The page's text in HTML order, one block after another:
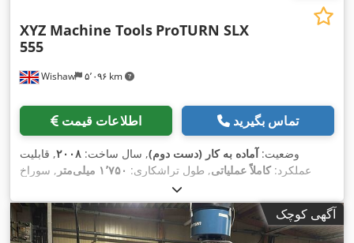
Wishaw ۵٬۰۹۶ km
XYZ Machine Tools ProTURN SLX
555
اطلاعات قیمت تماس بگیرید
وضعیت:آماده به کار (دست دوم), سال ساخت: ۲۰۰۸, قابلیت
عملکرد:کاملاً عملیاتی, طول تراشکاری: ۱٬۷۵۰ میلی‌متر
, سوراخ
, حداکثر سرعت اسپیندل:
نوع جریان ورودی:سه فاز ,
آگهی کوچک